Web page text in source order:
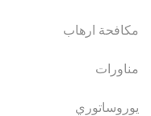
مكافحة ارهاب
مناورات
يوروساتوري